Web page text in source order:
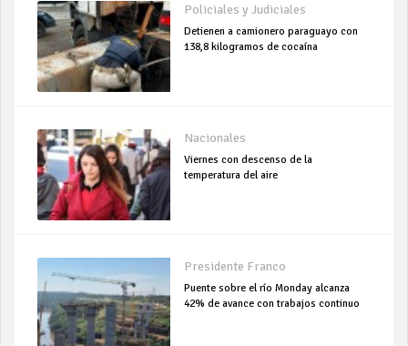
Policiales y Judiciales
Detienen a camionero paraguayo con
138,8 kilogramos de cocaína
Nacionales
Viernes con descenso de la
temperatura del aire
Presidente Franco
Puente sobre el río Monday alcanza
42% de avance con trabajos continuo